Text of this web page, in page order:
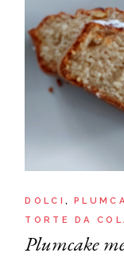
DOLCI
TORTE DA
Plumcake